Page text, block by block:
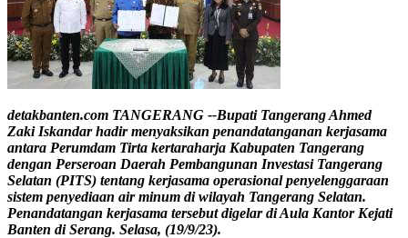
detakbanten.com TANGERANG --Bupati Tangerang Ahmed
Zaki Iskandar hadir menyaksikan penandatanganan kerjasama
antara Perumdam Tirta kertaraharja Kabupaten Tangerang
dengan Perseroan Daerah Pembangunan Investasi Tangerang
Selatan (PITS) tentang kerjasama operasional penyelenggaraan
sistem penyediaan air minum di wilayah Tangerang Selatan.
Penandatangan kerjasama tersebut digelar di Aula Kantor Kejati
Banten di Serang. Selasa, (19/9/23).